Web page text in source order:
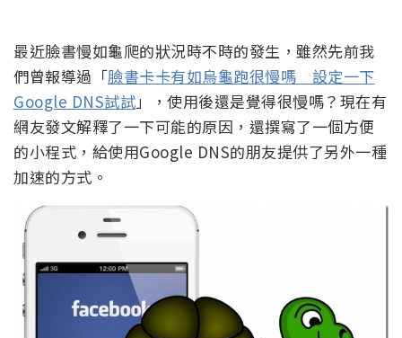
最近臉書慢如龜爬的狀況時不時的發生，雖然先前我
們曾報導過「臉書卡卡有如烏龜跑很慢嗎 設定一下
Google DNS試試」，使用後還是覺得很慢嗎？現在有
網友發文解釋了一下可能的原因，還撰寫了一個方便
的小程式，給使用Google DNS的朋友提供了另外一種
加速的方式。